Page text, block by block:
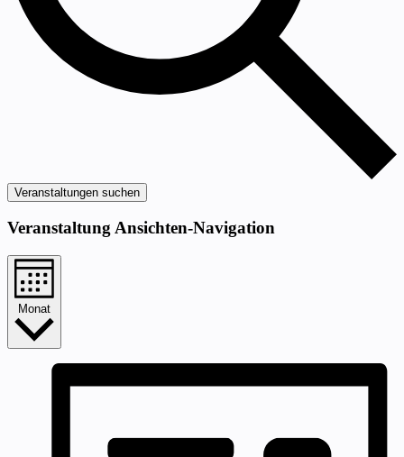
Veranstaltungen suchen
Veranstaltung Ansichten-Navigation
Monat